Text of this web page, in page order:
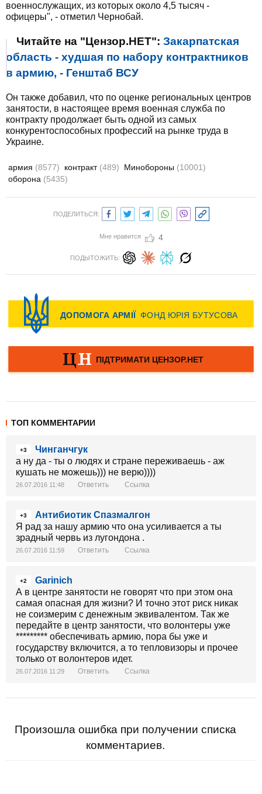
военнослужащих, из которых около 4,5 тысяч -
офицеры", - отметил Чернобай.
Читайте на "Цензор.НЕТ": Закарпатская
область - худшая по набору контрактников
в армию, - Генштаб ВСУ
Он также добавил, что по оценке региональных центров
занятости, в настоящее время военная служба по
контракту продолжает быть одной из самых
конкурентоспособных профессий на рынке труда в
Украине.
армия (8577) контракт (489) Минобороны (10001)
оборона (5435)
ПОДЕЛИТЬСЯ:
Мне нравится 4
ПОДЫТОЖИТЬ:
ТОП КОММЕНТАРИИ
+3
Чинганчгук
а ну да - ты о людях и стране переживаешь - аж
кушать не можешь))) не верю))))
26.07.2016 11:48 Ответить Ссылка
+3
Антибиотик Спазмалгон
Я рад за нашу армию что она усиливается а ты
зрадный червь из лугондона .
26.07.2016 11:59 Ответить Ссылка
+2
Garinich
А в центре занятости не говорят что при этом она
самая опасная для жизни? И точно этот риск никак
не соизмерим с денежным эквивалентом. Так же
передайте в центр занятости, что волонтеры уже
********* обеспечивать армию, пора бы уже и
государству включится, а то тепловизоры и прочее
только от волонтеров идет.
26.07.2016 11:29 Ответить Ссылка
Произошла ошибка при получении списка
комментариев.